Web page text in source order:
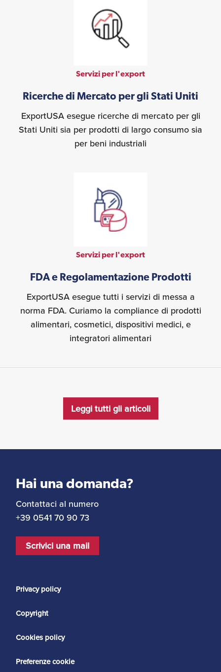
Servizi per l'export
Ricerche di Mercato per gli Stati Uniti
ExportUSA esegue ricerche di mercato per gli
Stati Uniti sia per prodotti di largo consumo sia
per beni industriali
Servizi per l'export
FDA e Regolamentazione Prodotti
ExportUSA esegue tutti i servizi di messa a
norma FDA. Curiamo la compliance di prodotti
alimentari, cosmetici, dispositivi medici, e
integratori alimentari
Leggi tutti gli articoli
Hai una domanda?
Contattaci al numero
+39 0541 70 90 73
Scrivici una mail
Privacy policy
Copyright
Cookies policy
Preferenze cookie